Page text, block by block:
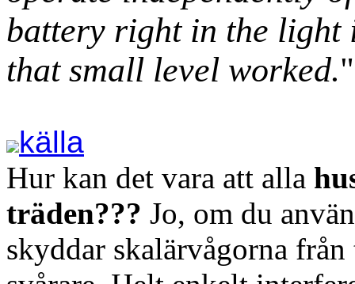
battery right in the light
that small level worked."
källa
Hur kan det vara att alla
träden??? Jo, om du
skyddar skalärvågorna